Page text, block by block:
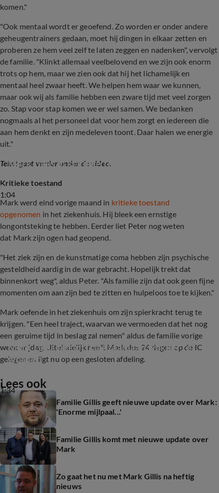
komen."
"Ook mentaal wordt er geoefend. Zo worden er onder andere
geheugentrainers gedaan, moet hij dingen in elkaar zetten en
proberen ze hem veel zelf te laten zeggen en nadenken", vervolgt
de familie. "Klinkt allemaal veelbelovend en we zijn ook enorm
trots op hem, maar we zien ook dat hij het lichamelijk en
mentaal heel zwaar heeft. We helpen hem waar we kunnen,
maar ook wij als familie hebben een zware tijd met veel zorgen
zo. Stap voor stap komen we er wel samen. We bedanken
nogmaals al het personeel dat voor hem zorgt en iedereen die
aan hem denkt en zijn medeleven toont. Daar halen we energie
uit."
Tekst gaat verder onder de video.
1:04
Mark Gillis in kritieke toestand op IC
Kritieke toestand
Mark werd eind vorige maand in kritieke toestand
opgenomen in het ziekenhuis. Hij bleek een ernstige
longontsteking te hebben. Eerder liet Peter nog weten
dat Mark zijn ogen had geopend.
"Het ziek zijn en de kunstmatige coma hebben zijn psychische
gesteldheid aardig in de war gebracht. Hopelijk trekt dat
binnenkort weg", aldus Peter. "Als familie zijn dat ook geen fijne
momenten om aan zijn bed te zitten en hulpeloos toe te kijken."
Mark oefende in het ziekenhuis om zijn spierkracht terug te
krijgen. "Een heel traject, waarvan we vermoeden dat het nog
een geruime tijd in beslag zal nemen" aldus de familie vorige
week vrijdag. Uiteindelijk heeft Mark dus 24 dagen op de IC
gelegen en ligt nu op een gesloten afdeling.
1:34
Mark Gillis begint 'langzaamaan wakker te
worden'
Lees ook
Familie Gillis geeft nieuwe update over Mark:
'Enorme mijlpaal...'
Familie Gillis komt met nieuwe update over
Mark
Zo gaat het nu met Mark Gillis na heftig
nieuws